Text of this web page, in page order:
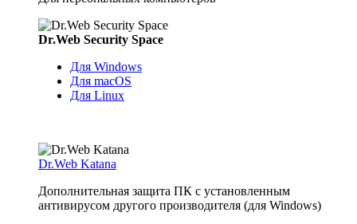
Dr.Web Security Space
Для Windows
Для macOS
Для Linux
Dr.Web Katana
Дополнительная защита ПК с установленным
антивирусом другого производителя (для Windows)